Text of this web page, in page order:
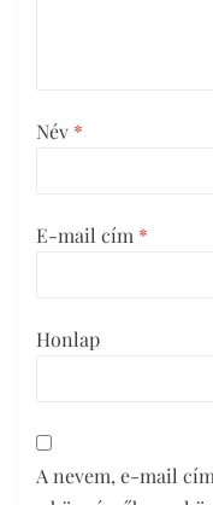
Név *
E-mail cím *
Honlap
A nevem, e-mail